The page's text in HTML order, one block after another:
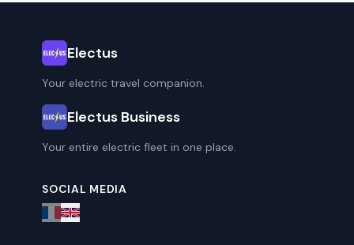
Electus
Your electric travel companion.
Electus Business
Your entire electric fleet in one place.
SOCIAL MEDIA